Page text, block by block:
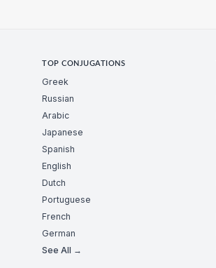
TOP CONJUGATIONS
Greek
Russian
Arabic
Japanese
Spanish
English
Dutch
Portuguese
French
German
See All →